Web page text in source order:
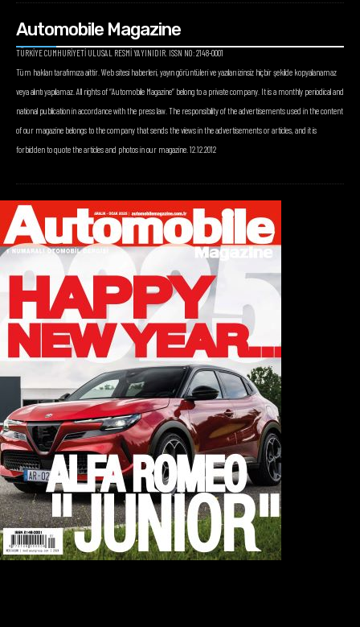
Automobile Magazine
TÜRKİYE CUMHURİYETİ ULUSAL RESMİ YAYINIDIR. ISSN NO: 2148-0001
Tüm hakları tarafımıza aittir. Web sitesi haberleri, yayın görüntüleri ve yazıları izinsiz hiçbir şekilde kopyalanamaz
veya alıntı yapılamaz. All rights of “Automobile Magazine” belong to a private company. It is a monthly periodical and
national publication in accordance with the press law. The responsibility of the advertisements used in the content
of our magazine belongs to the company that sends the views in the advertisements or articles, and it is
forbidden to quote the articles and photos in our magazine. 12.12.2012